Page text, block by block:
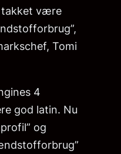
takket være
Tomi
4
god latin. Nu
og